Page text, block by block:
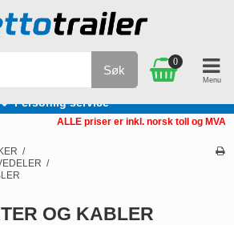
Personlig service
Søk
0
ALLE priser er inkl. norsk toll og MVA
/
/
OG KABLER